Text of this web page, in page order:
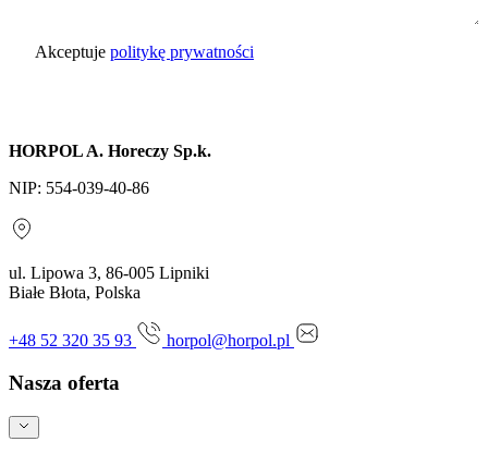
Akceptuje politykę prywatności
HORPOL A. Horeczy Sp.k.
NIP: 554-039-40-86
ul. Lipowa 3, 86-005 Lipniki
Białe Błota, Polska
+48 52 320 35 93 horpol@horpol.pl
Nasza oferta